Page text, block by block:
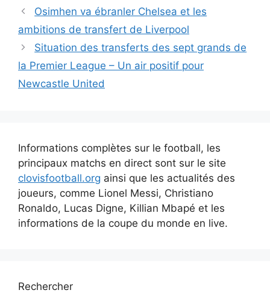
Navigation
des
Osimhen va ébranler Chelsea et les
ambitions de transfert de Liverpool
Situation des transferts des sept grands de
la Premier League – Un air positif pour
Newcastle United
Informations complètes sur le football, les
principaux matchs en direct sont sur le site
clovisfootball.org ainsi que les actualités des
joueurs, comme Lionel Messi, Christiano
Ronaldo, Lucas Digne, Killian Mbapé et les
informations de la coupe du monde en live.
Rechercher